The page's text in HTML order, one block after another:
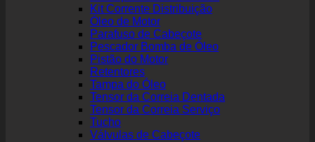
Kit Corrente Distribuição
Óleo de Motor
Parafuso de Cabeçote
Pescador Bomba de Óleo
Pistão do Motor
Retentores
Tampa do Óleo
Tensor da Correia Dentada
Tensor da Correia Serviço
Tucho
Válvulas de Cabeçote